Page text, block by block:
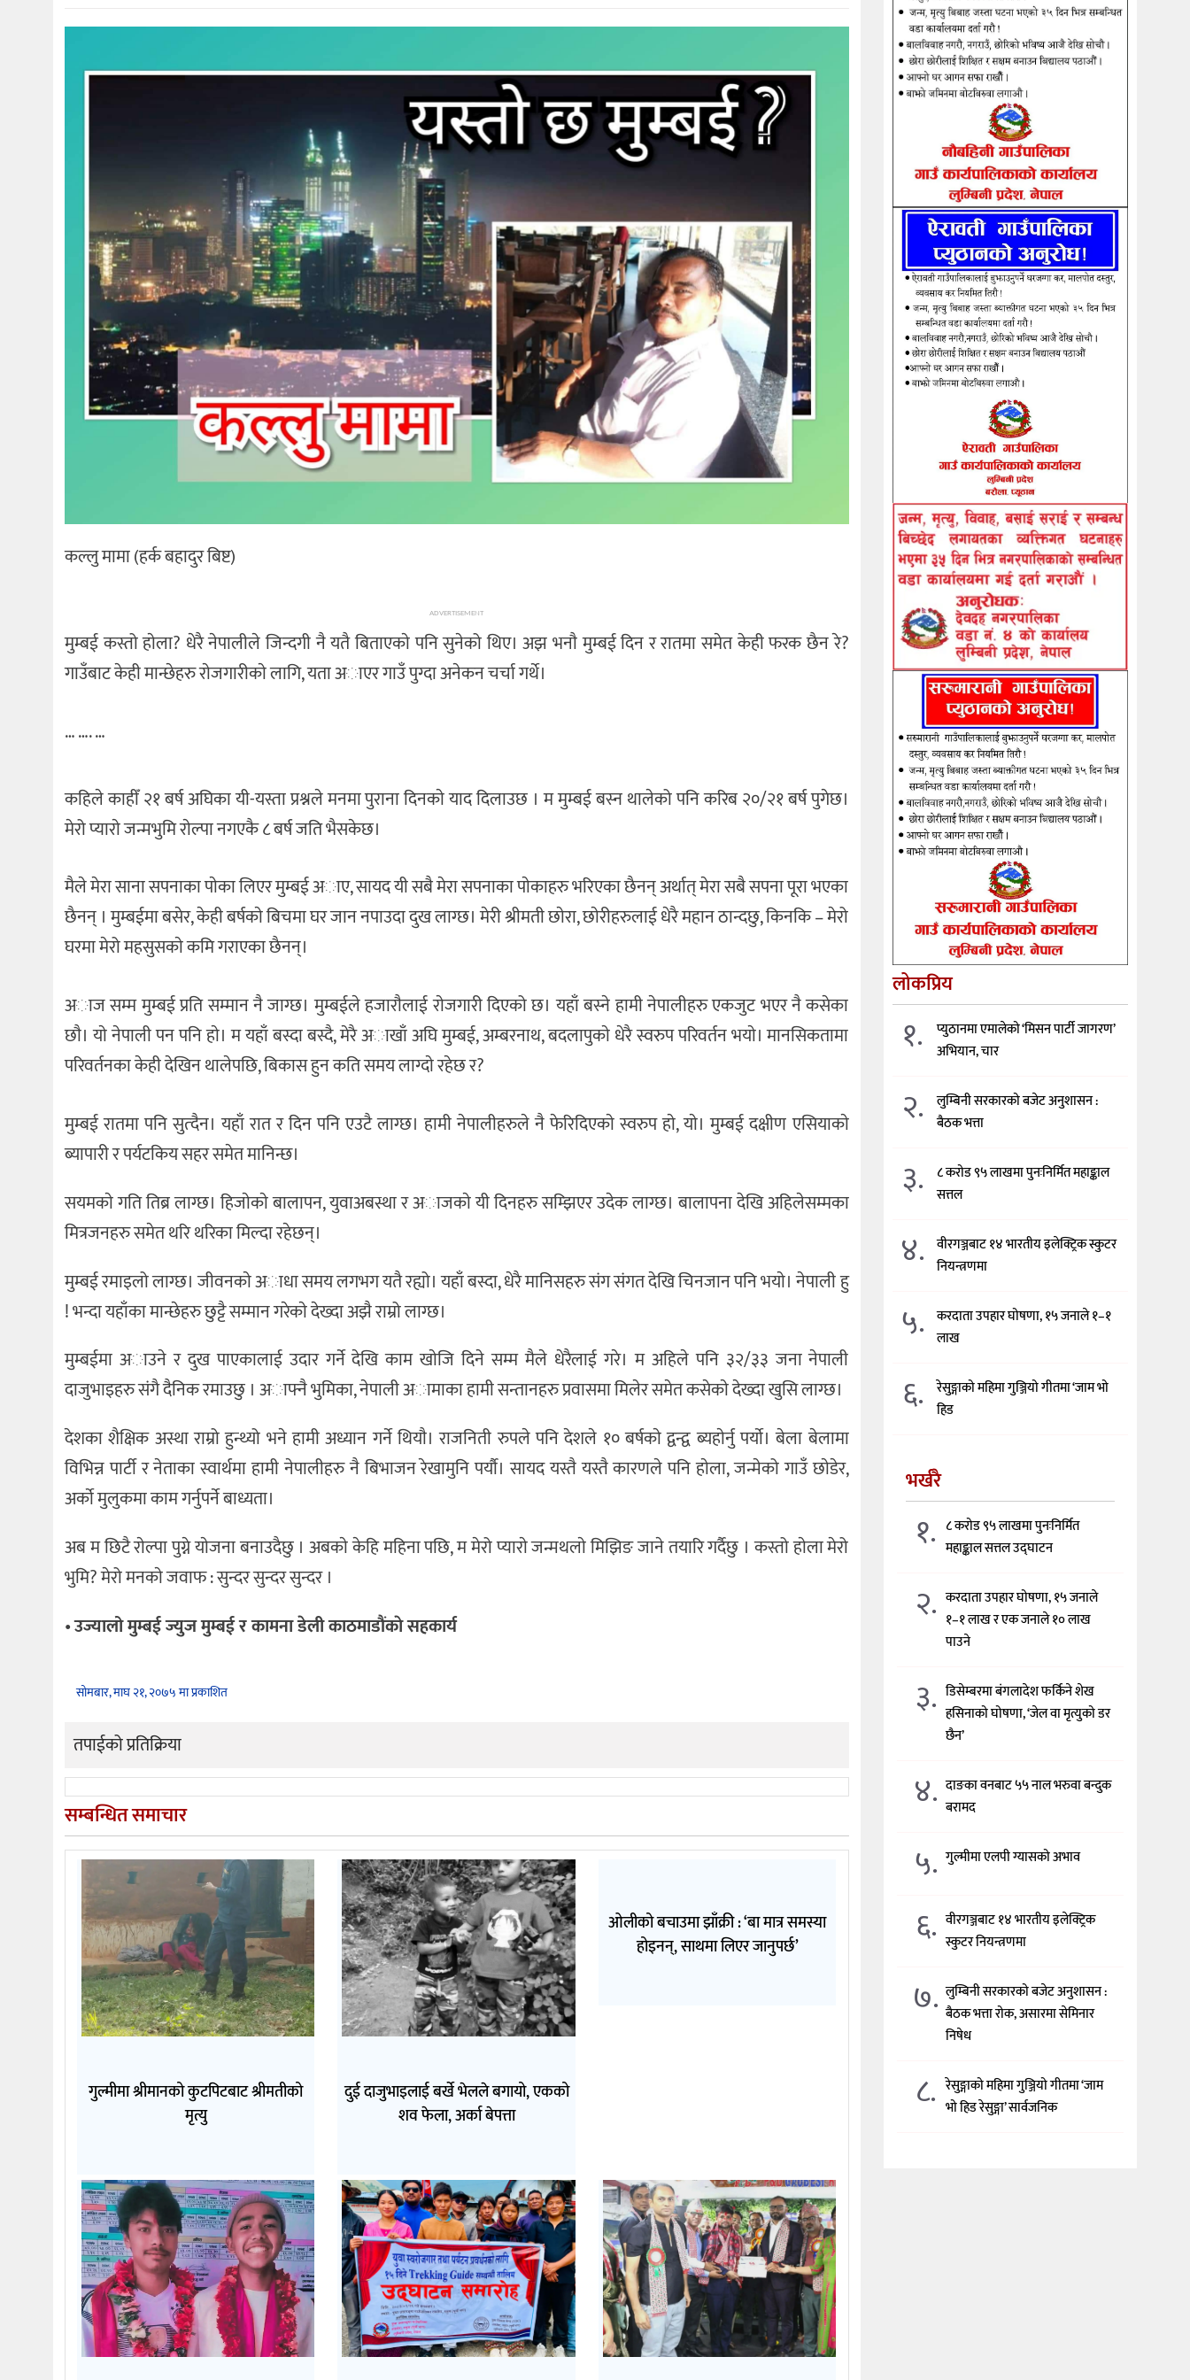
कल्लु मामा (हर्क बहादुर बिष्ट)
ADVERTISEMENT
मुम्बई कस्तो हाेला? धेरै नेपालीले जिन्दगी नै यतै बिताएकाे पनि सुनेको थिए। अझ भनाै मुम्बई दिन र रातमा समेत केही फरक छैन रे?
गाउँबाट केही मान्छेहरु राेजगारीकाे लागि, यता अाएर गाउँ पुग्दा अनेकन चर्चा गर्थे।
… …. …
कहिले काहीँ २१ बर्ष अघिका यी-यस्ता प्रश्नले मनमा पुराना दिनकाे याद दिलाउछ । म मुम्बई बस्न थालेको पनि करिब २०/२१ बर्ष पुगेछ।
मेरो प्याराे जन्मभुमि राेल्पा नगएकै ८ बर्ष जति भैसकेछ।
मैले मेरा साना सपनाका पाेका लिएर मुम्बई अाए, सायद यी सबै मेरा सपनाका पाेकाहरु भरिएका छैनन् अर्थात् मेरा सबै सपना पूरा भएका
छैनन् । मुम्बईमा बसेर, केही बर्षकाे बिचमा घर जान नपाउदा दुख लाग्छ। मेरी श्रीमती छाेरा, छाेरीहरुलाई धेरै महान ठान्दछु, किनकि – मेरो
घरमा मेरो महसुसकाे कमि गराएका छैनन्।
अाज सम्म मुम्बई प्रति सम्मान नै जाग्छ। मुम्बईले हजाराैलाई राेजगारी दिएको छ। यहाँ बस्ने हामी नेपालीहरु एकजुट भएर नै कसेका
छाै। याे नेपाली पन पनि हाे। म यहाँ बस्दा बस्दै, मेरै अाखाँ अघि मुम्बई, अम्बरनाथ, बदलापुकाे धेरै स्वरुप परिवर्तन भयाे। मानसिकतामा
परिवर्तनका केही देखिन थालेपछि, बिकास हुन कति समय लाग्दाे रहेछ र?
मुम्बई रातमा पनि सुत्दैन। यहाँ रात र दिन पनि एउटै लाग्छ। हामी नेपालीहरुले नै फेरिदिएकाे स्वरुप हाे, याे। मुम्बई दक्षीण एसियाकाे
ब्यापारी र पर्यटकिय सहर समेत मानिन्छ।
सयमकाे गति तिब्र लाग्छ। हिजाेकाे बालापन, युवाअबस्था र अाजकाे यी दिनहरु सम्झिएर उदेक लाग्छ। बालापना देखि अहिलेसम्मका
मित्रजनहरु समेत थरि थरिका मिल्दा रहेछन्।
मुम्बई रमाइलो लाग्छ। जीवनकाे अाधा समय लगभग यतै रह्यो। यहाँ बस्दा, धेरै मानिसहरु संग संगत देखि चिनजान पनि भयाे। नेपाली हु
! भन्दा यहाँका मान्छेहरु छुट्टै सम्मान गरेकाे देख्दा अझै राम्रो लाग्छ।
मुम्बईमा अाउने र दुख पाएकालाई उदार गर्ने देखि काम खाेजि दिने सम्म मैले धेरैलाई गरे। म अहिले पनि ३२/३३ जना नेपाली
दाजुभाइहरु संगै दैनिक रमाउछु । अाफ्नै भुमिका, नेपाली अामाका हामी सन्तानहरु प्रवासमा मिलेर समेत कसेकाे देख्दा खुसि लाग्छ।
देशका शैक्षिक अस्था राम्रो हुन्थ्यो भने हामी अध्यान गर्ने थियाै। राजनिती रुपले पनि देशले १० बर्षकाे द्वन्द्व ब्यहाेर्नु पर्याे। बेला बेलामा
विभिन्न पार्टी र नेताका स्वार्थमा हामी नेपालीहरु नै बिभाजन रेखामुनि पर्याै। सायद यस्तै यस्तै कारणले पनि हाेला, जन्मेको गाउँ छाेडेर,
अर्काे मुलुकमा काम गर्नुपर्ने बाध्यता।
अब म छिटै राेल्पा पुग्ने याेजना बनाउदैछु । अबकाे केहि महिना पछि, म मेरो प्याराे जन्मथलाे मिझिङ जाने तयारि गर्दैछु । कस्तो हाेला मेरो
भुमि? मेरो मनकाे जवाफ : सुन्दर सुन्दर सुन्दर ।
•उज्यालो मुम्बई ज्युज मुम्बई र कामना डेली काठमाडौंकाे सहकार्य
सोमबार, माघ २१, २०७५ मा प्रकाशित
तपाईको प्रतिक्रिया
सम्बन्धित समाचार
गुल्मीमा श्रीमानको कुटपिटबाट श्रीमतीको
मृत्यु
दुई दाजुभाइलाई बर्खे भेलले बगायो, एकको
शव फेला, अर्का बेपत्ता
ओलीको बचाउमा झाँक्री : ‘बा मात्र समस्या
होइनन्, साथमा लिएर जानुपर्छ’
लोकप्रिय
१.
प्युठानमा एमालेको ‘मिसन पार्टी जागरण’
अभियान, चार
२.
लुम्बिनी सरकारको बजेट अनुशासन :
बैठक भत्ता
३.
८ करोड ९५ लाखमा पुनःनिर्मित महाङ्काल
सत्तल
४.
वीरगञ्जबाट १४ भारतीय इलेक्ट्रिक स्कुटर
नियन्त्रणमा
५.
करदाता उपहार घोषणा, १५ जनाले १–१
लाख
६.
रेसुङ्गाको महिमा गुञ्जियो गीतमा ‘जाम भो
हिड
भर्खरै
१. ८ करोड ९५ लाखमा पुनःनिर्मित
महाङ्काल सत्तल उद्घाटन
२. करदाता उपहार घोषणा, १५ जनाले
१–१ लाख र एक जनाले १० लाख
पाउने
३. डिसेम्बरमा बंगलादेश फर्किने शेख
हसिनाको घोषणा, ‘जेल वा मृत्युको डर
छैन’
४. दाङका वनबाट ५५ नाल भरुवा बन्दुक
बरामद
५. गुल्मीमा एलपी ग्यासको अभाव
६. वीरगञ्जबाट १४ भारतीय इलेक्ट्रिक
स्कुटर नियन्त्रणमा
७. लुम्बिनी सरकारको बजेट अनुशासन :
बैठक भत्ता रोक, असारमा सेमिनार
निषेध
८. रेसुङ्गाको महिमा गुञ्जियो गीतमा ‘जाम
भो हिड रेसुङ्गा’ सार्वजनिक